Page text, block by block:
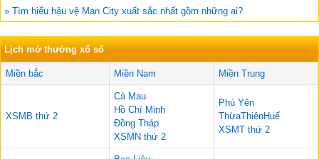
» Tìm hiểu hậu vệ Man City xuất sắc nhất gồm những ai?
Lịch mở thưởng xổ số
Miền bắc Miền Nam Miền Trung
XSMB thứ 2
Cà Mau
Hồ Chí Minh
Đồng Tháp
XSMN thứ 2
Phú Yên
ThừaThiênHuế
XSMT thứ 2